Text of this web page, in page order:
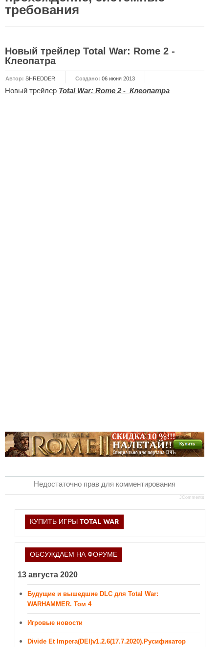
НОВОСТИ
Новости Total War: WARHAMMER
Новости Total War: Attila
Новости Total War: Rome 2
Новое время
Крестовые походы
Средние века
требования
Новый трейлер Total War: Rome 2 -
Клеопатра
Автор: SHREDDER Создано: 06 июня 2013
Новый трейлер Total War: Rome 2 - Клеопатра
Недостаточно прав для комментирования
JComments
КУПИТЬ ИГРЫ TOTAL WAR
ОБСУЖДАЕМ НА ФОРУМЕ
13 августа 2020
Будущие и вышедшие DLC для Total War:
WARHAMMER. Том 4
Игровые новости
Divide Et Impera(DEI)v1.2.6(17.7.2020).Русификатор